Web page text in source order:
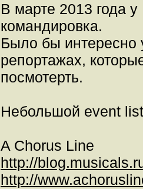
В марте 2013 года
командировка.
Было бы
репортажах,
посмотерть.
Небольшой event
A Chorus Line
http://
http://